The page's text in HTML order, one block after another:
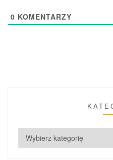
0 KOMENTARZY